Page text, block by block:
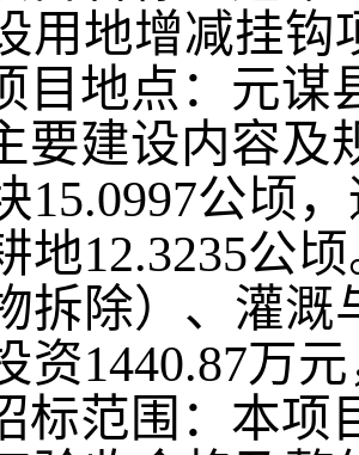
用地增减挂钩
目地点：元谋
要建设内容及
15.0997公顷
地12.3235公
拆除）、灌溉
资1440.87万
标范围：本项